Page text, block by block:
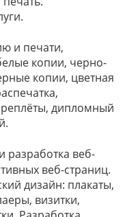
и печати,
копии, черно-
копии, цветная
дипломный
разработка веб-
веб-страниц.
дизайн: плакаты,
визитки,